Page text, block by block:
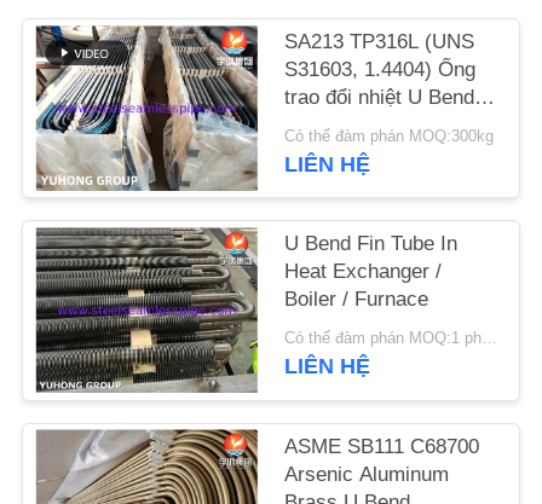
CẦU
BÁO
GIÁ
COMPANY
NEWS
SƠ
ĐỒ
TRANG
WEB
PRIVACY
SA213 TP316L (UNS
S31603, 1.4404) Ống
trao đổi nhiệt U Bend
với xử lý dung dịch,
ướp và thụ động
Có thể đàm phán MOQ:300kg
LIÊN HỆ
U Bend Fin Tube In
Heat Exchanger /
Boiler / Furnace
Có thể đàm phán MOQ:1 phần trăm
LIÊN HỆ
ASME SB111 C68700
Arsenic Aluminum